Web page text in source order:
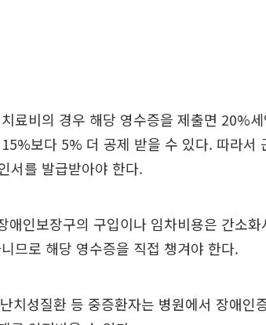
료비의 경우 해당 영수증을 제출면 20%
보다 5% 더 공제 받을 수 있다. 따라서
서를 발급받아야 한다.
애인보장구의 구입이나 임차비용은 간소
므로 해당 영수증을 직접 챙겨야 한다.
치성질환 등 중증환자는 병원에서 장애인